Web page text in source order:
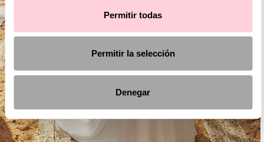
Permitir todas
Permitir la selección
Denegar